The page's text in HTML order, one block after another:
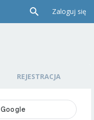
Zaloguj się
REJESTRACJA